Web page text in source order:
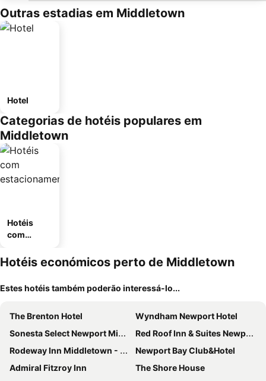
Outras estadias em Middletown
Hotel
Categorias de hotéis populares em
Middletown
Hotéis
com
mento
Hotéis económicos perto de Middletown
Estes hotéis também poderão interessá-lo...
The Brenton Hotel
Wyndham Newport Hotel
Sonesta Select Newport Middletown
Red Roof Inn & Suites Newport – Middletown, RI
Rodeway Inn Middletown - Newport
Newport Bay Club&Hotel
Admiral Fitzroy Inn
The Shore House